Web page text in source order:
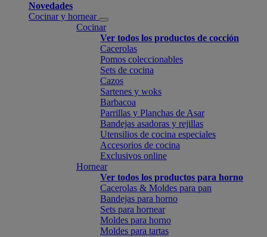
Novedades
Cocinar y hornear
Cocinar
Ver todos los productos de cocción
Cacerolas
Pomos coleccionables
Sets de cocina
Cazos
Sartenes y woks
Barbacoa
Parrillas y Planchas de Asar
Bandejas asadoras y rejillas
Utensilios de cocina especiales
Accesorios de cocina
Exclusivos online
Hornear
Ver todos los productos para horno
Cacerolas & Moldes para pan
Bandejas para horno
Sets para hornear
Moldes para horno
Moldes para tartas